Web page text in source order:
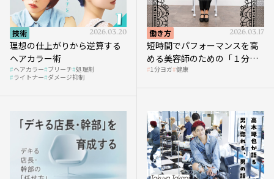
技術 2026.03.20
理想の仕上がりから逆算する
ヘアカラー術
ヘアカラー ブリーチ 処理剤
ライトナー ダメージ抑制
働き方 2026.03.17
短時間でパフォーマンスを高
める美容師のための「１分ヨ
ガ」講座｜実践編
1分ヨガ 健康